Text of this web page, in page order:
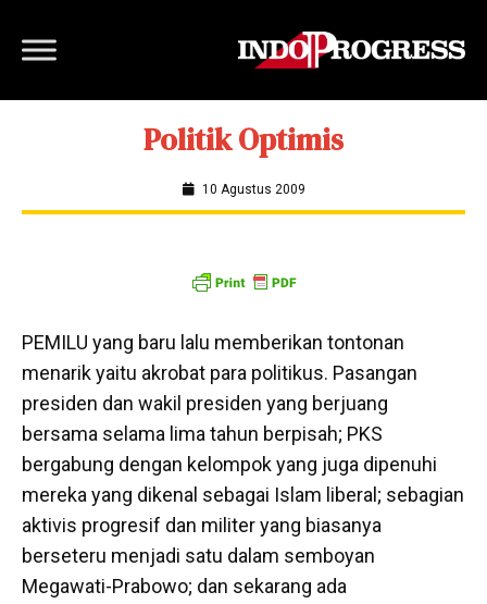
Politik Optimis
10 Agustus 2009
PEMILU yang baru lalu memberikan tontonan
menarik yaitu akrobat para politikus. Pasangan
presiden dan wakil presiden yang berjuang
bersama selama lima tahun berpisah; PKS
bergabung dengan kelompok yang juga dipenuhi
mereka yang dikenal sebagai Islam liberal; sebagian
aktivis progresif dan militer yang biasanya
berseteru menjadi satu dalam semboyan
Megawati-Prabowo; dan sekarang ada